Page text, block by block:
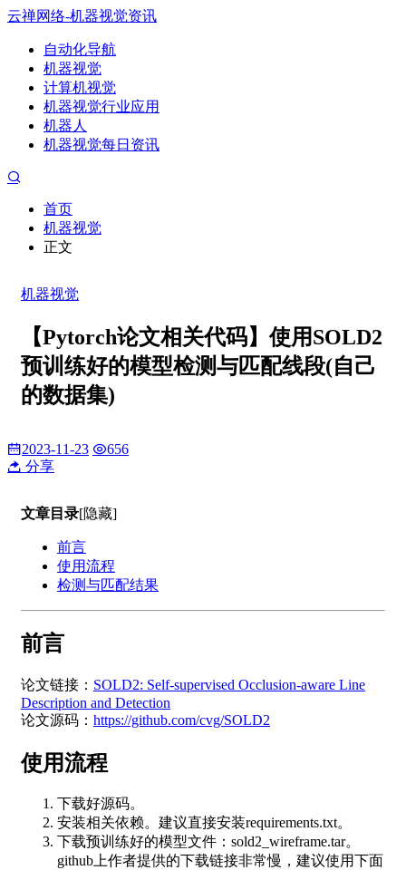
云禅网络-机器视觉资讯
自动化导航
机器视觉
计算机视觉
机器视觉行业应用
机器人
机器视觉每日资讯
首页
机器视觉
正文
机器视觉
【Pytorch论文相关代码】使用SOLD2
预训练好的模型检测与匹配线段(自己
的数据集)
2023-11-23
656
分享
文章目录[隐藏]
前言
使用流程
检测与匹配结果
前言
论文链接： SOLD2: Self-supervised Occlusion-aware Line
Description and Detection
论文源码： https://github.com/cvg/SOLD2
使用流程
下载好源码。
安装相关依赖。建议直接安装requirements.txt。
下载预训练好的模型文件：sold2_wireframe.tar。
github上作者提供的下载链接非常慢，建议使用下面